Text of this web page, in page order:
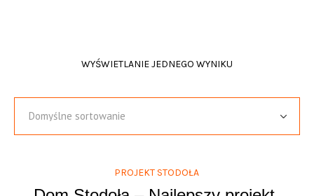
WYŚWIETLANIE JEDNEGO WYNIKU
PROJEKT STODOŁA